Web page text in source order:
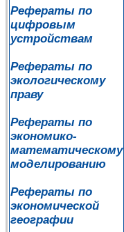
Рефераты по
цифровым
устройствам
Рефераты по
экологическому
праву
Рефераты по
экономико-
математическому
моделированию
Рефераты по
экономической
географии